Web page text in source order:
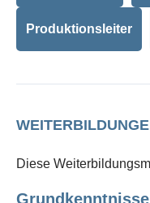
Produktionsleiter
Diese